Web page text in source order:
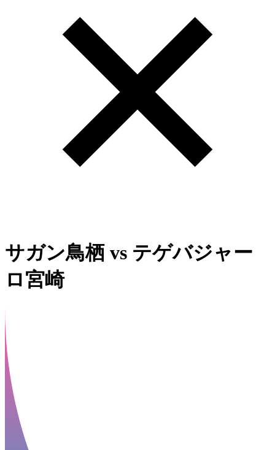
サガン鳥栖 vs テゲバジャー
ロ宮崎